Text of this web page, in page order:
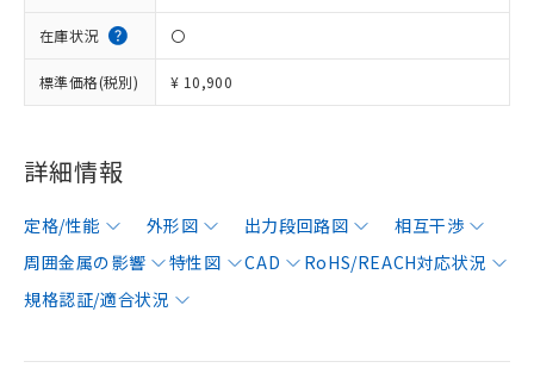
在庫状況 〇
標準価格(税別) ¥ 10,900
詳細情報
定格/性能 外形図 出力段回路図
相互干渉
周囲金属の影響
特性図 CAD
RoHS/REACH対応状況
規格認証/適合状況